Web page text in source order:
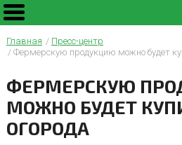
Главная
Пресс-центр
Фермерскую продукцию можно будет
ФЕРМЕРСКУЮ
МОЖНО БУДЕТ
ОГОРОДА